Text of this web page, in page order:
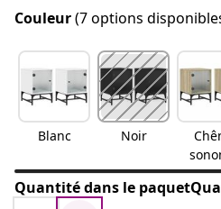
Couleur(7 options
Blanc Noir
Quantité dans le